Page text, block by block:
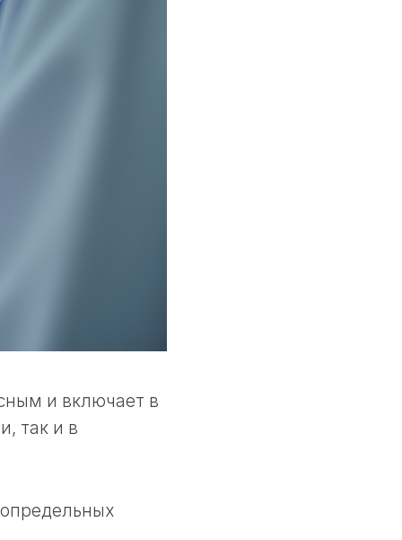
и включает в
так и в